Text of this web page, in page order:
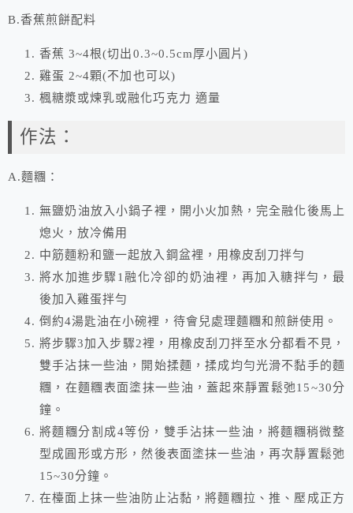
B.香蕉煎餅配料
香蕉 3~4根(切出0.3~0.5cm厚小圓片)
雞蛋 2~4顆(不加也可以)
楓糖漿或煉乳或融化巧克力 適量
作法：
A.麵糰：
無鹽奶油放入小鍋子裡，開小火加熱，完全融化後馬上
熄火，放冷備用
中筋麵粉和鹽一起放入鋼盆裡，用橡皮刮刀拌勻
將水加進步驟1融化冷卻的奶油裡，再加入糖拌勻，最
後加入雞蛋拌勻
倒約4湯匙油在小碗裡，待會兒處理麵糰和煎餅使用。
將步驟3加入步驟2裡，用橡皮刮刀拌至水分都看不見，
雙手沾抹一些油，開始揉麵，揉成均勻光滑不黏手的麵
糰，在麵糰表面塗抹一些油，蓋起來靜置鬆弛15~30分
鐘。
將麵糰分割成4等份，雙手沾抹一些油，將麵糰稍微整
型成圓形或方形，然後表面塗抹一些油，再次靜置鬆弛
15~30分鐘。
在檯面上抹一些油防止沾黏，將麵糰拉、推、壓成正方